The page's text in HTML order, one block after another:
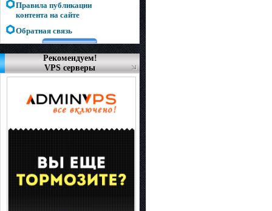
Правила публикации
контента на сайте
Обратная связь
Рекомендуем!
VPS серверы